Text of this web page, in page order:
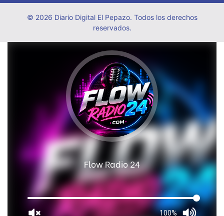
© 2026 Diario Digital El Pepazo. Todos los derechos
reservados.